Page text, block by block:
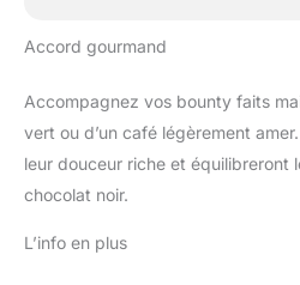
Accord gourmand
Accompagnez vos bounty faits
vert ou d’un café légèrement
leur douceur riche et équilibreront
chocolat noir.
L’info en plus